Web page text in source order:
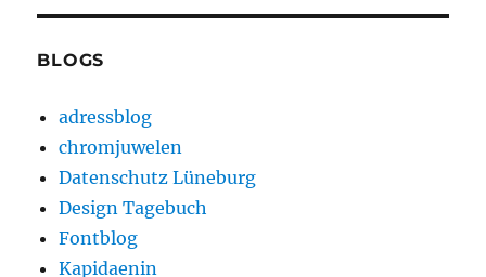
BLOGS
adressblog
chromjuwelen
Datenschutz Lüneburg
Design Tagebuch
Fontblog
Kapidaenin